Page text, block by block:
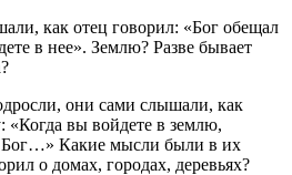
как отец говорил: «Бог обещал
в нее». Землю? Разве бывает
они сами слышали, как
вы войдете в землю,
Бог…» Какие мысли были в их
о домах, городах, деревьях?